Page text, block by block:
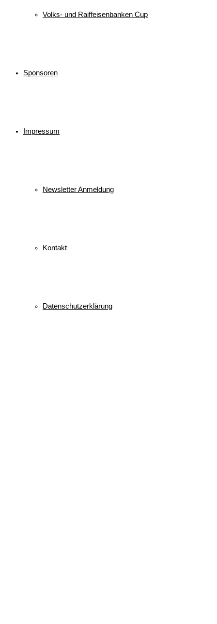
Volks- und Raiffeisenbanken Cup
Sponsoren
Impressum
Newsletter Anmeldung
Kontakt
Datenschutzerklärung